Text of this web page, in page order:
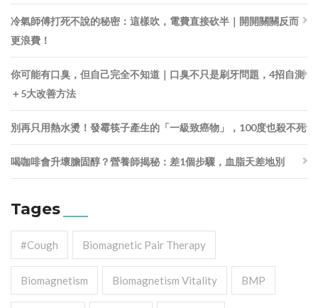
冷氣師傅打死不說的秘密：這樣吹，電費直接砍半｜開開關關反而
更浪費！
你可能有口臭，但自己完全不知道｜口臭不只是刷牙問題，4招自測
＋5大改善方法
別再只用熱水燙！發霉筷子產生的「一級致癌物」，100度也殺不死
喝咖啡會升壞膽固醇？營養師揭秘：差1個步驟，血脂天差地別
Tages
#cough Biomagnetic Pair Therapy
Biomagnetism Biomagnetism Vitality BMP